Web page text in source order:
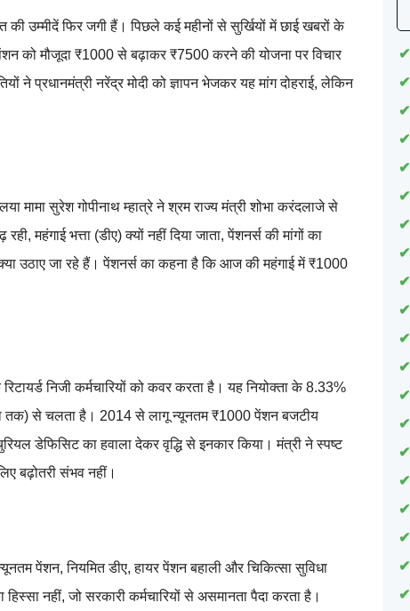
की उम्मीदें फिर जगी हैं। पिछले कई महीनों से सुर्खियों में छाई खबरों के
को मौजूदा ₹1000 से बढ़ाकर ₹7500 करने की योजना पर विचार
ने प्रधानमंत्री नरेंद्र मोदी को ज्ञापन भेजकर यह मांग दोहराई, लेकिन
मामा सुरेश गोपीनाथ म्हात्रे ने श्रम राज्य मंत्री शोभा करंदलाजे से
महंगाई भत्ता (डीए) क्यों नहीं दिया जाता, पेंशनर्स की मांगों का
उठाए जा रहे हैं। पेंशनर्स का कहना है कि आज की महंगाई में ₹1000
निजी कर्मचारियों को कवर करता है। यह नियोक्ता के 8.33%
तक) से चलता है। 2014 से लागू न्यूनतम ₹1000 पेंशन बजटीय
डेफिसिट का हवाला देकर वृद्धि से इनकार किया। मंत्री ने स्पष्ट
बढ़ोतरी संभव नहीं।
पेंशन, नियमित डीए, हायर पेंशन बहाली और चिकित्सा सुविधा
नहीं, जो सरकारी कर्मचारियों से असमानता पैदा करता है।